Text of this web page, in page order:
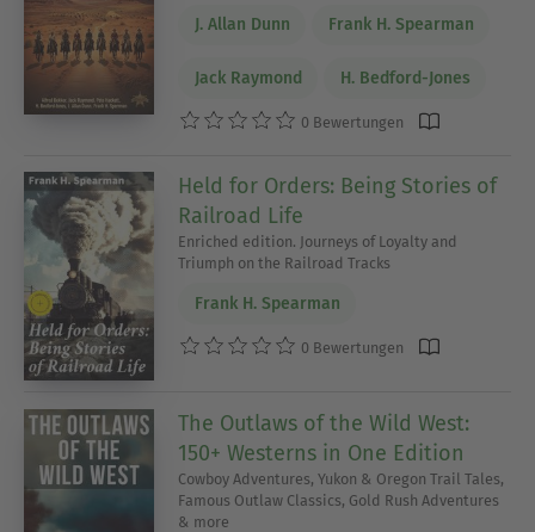
J. Allan Dunn Frank H. Spearman
Jack Raymond H. Bedford-Jones
0 Bewertungen
Held for Orders: Being Stories of
Railroad Life
Enriched edition. Journeys of Loyalty and
Triumph on the Railroad Tracks
Frank H. Spearman
0 Bewertungen
The Outlaws of the Wild West:
150+ Westerns in One Edition
Cowboy Adventures, Yukon & Oregon Trail Tales,
Famous Outlaw Classics, Gold Rush Adventures
& more